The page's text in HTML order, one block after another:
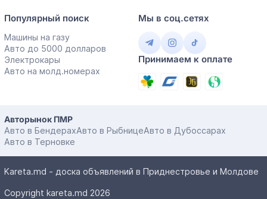
Популярный поиск
Машины на газу
Авто до 5000 долларов
Электрокары
Авто на молд.номерах
Мы в соц.сетях
Принимаем к оплате
Авторынок ПМР
Авто в БендерахАвто в РыбницеАвто в Дубоссарах
Авто в Терновке
Kareta.md - доска объявлений в Приднестровье и Молдове
Copyright kareta.md 2026